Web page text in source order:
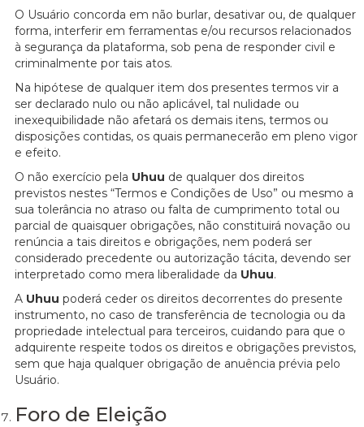
O Usuário concorda em não burlar, desativar ou, de qualquer
forma, interferir em ferramentas e/ou recursos relacionados
à segurança da plataforma, sob pena de responder civil e
criminalmente por tais atos.
Na hipótese de qualquer item dos presentes termos vir a
ser declarado nulo ou não aplicável, tal nulidade ou
inexequibilidade não afetará os demais itens, termos ou
disposições contidas, os quais permanecerão em pleno vigor
e efeito.
O não exercício pela Uhuu de qualquer dos direitos
previstos nestes “Termos e Condições de Uso” ou mesmo a
sua tolerância no atraso ou falta de cumprimento total ou
parcial de quaisquer obrigações, não constituirá novação ou
renúncia a tais direitos e obrigações, nem poderá ser
considerado precedente ou autorização tácita, devendo ser
interpretado como mera liberalidade da Uhuu.
A Uhuu poderá ceder os direitos decorrentes do presente
instrumento, no caso de transferência de tecnologia ou da
propriedade intelectual para terceiros, cuidando para que o
adquirente respeite todos os direitos e obrigações previstos,
sem que haja qualquer obrigação de anuência prévia pelo
Usuário.
Foro de Eleição